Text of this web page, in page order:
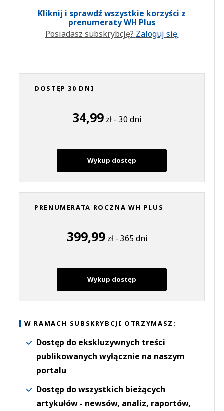
Kliknij i sprawdź wszystkie korzyści z
prenumeraty WH Plus
Posiadasz subskrybcję? Zaloguj się.
DOSTĘP 30 DNI
34,99 zł - 30 dni
Wykup dostęp
PRENUMERATA ROCZNA WH PLUS
399,99zł - 365 dni
Wykup dostęp
W RAMACH SUBSKRYBCJI OTRZYMASZ:
Dostęp do ekskluzywnych treści
publikowanych wyłącznie na naszym
portalu
Dostęp do wszystkich bieżących
artykułów - newsów, analiz, raportów,